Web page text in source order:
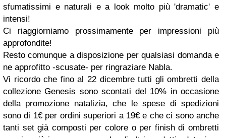
sfumatissimi e naturali e a look molto più 'dramatic' e
intensi!
Ci riaggiorniamo prossimamente per impressioni più
approfondite!
Resto comunque a disposizione per qualsiasi domanda e
ne approfitto -scusate- per ringraziare Nabla.
Vi ricordo che fino al 22 dicembre tutti gli ombretti della
collezione Genesis sono scontati del 10% in occasione
della promozione natalizia, che le spese di spedizioni
sono di 1€ per ordini superiori a 19€ e che ci sono anche
tanti set già composti per colore o per finish di ombretti